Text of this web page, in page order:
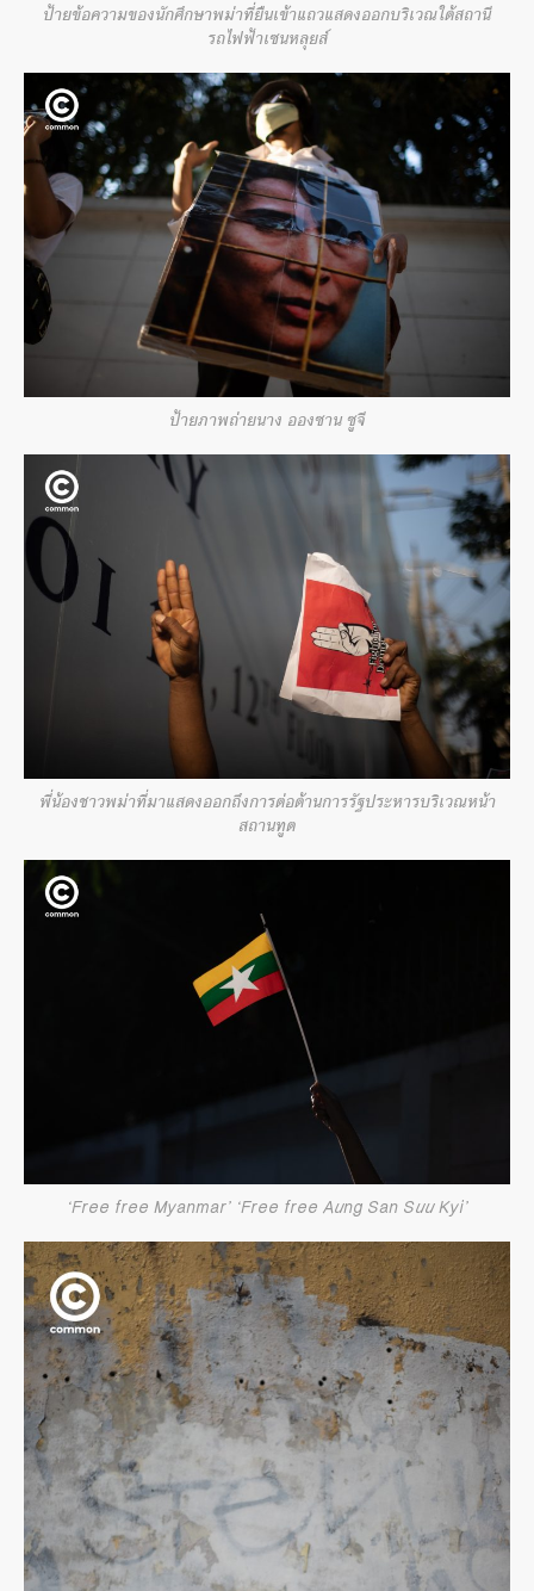
ป้ายข้อความของนักศึกษาพม่าที่ยืนเข้าแถวแสดงออกบริเวณใต้สถานี
รถไฟฟ้าเซนหลุยส์
ป้ายภาพถ่ายนาง อองซาน ซูจี
พี่น้องชาวพม่าที่มาแสดงออกถึงการต่อต้านการรัฐประหารบริเวณหน้า
สถานทูต
‘Free free Myanmar’ ‘Free free Aung San Suu Kyi’